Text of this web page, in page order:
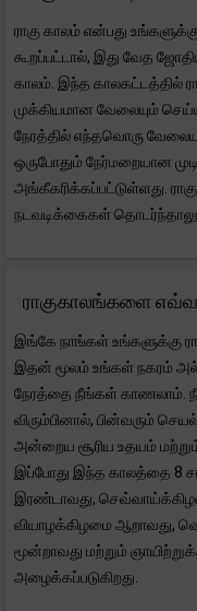
ராகு காலம் என்பது
கூறப்பட்டால், இது வேத
காலம். இந்த காலகட்டத்தில்
முக்கியமான வேலையும்
நேரத்தில் எந்தவொரு
ஒருபோதும் நேர்மறையான
அங்கீகரிக்கப்பட்டுள்ளது.
நடவடிக்கைகள்
ராகுகாலங்களை
இங்கே நாங்கள் உங்களுக்கு
இதன் மூலம் உங்கள் நகரம்
நேரத்தை நீங்கள் காணலாம்.
விரும்பினால், பின்வரும்
அன்றைய சூரிய உதயம்
இப்போது இந்த காலத்தை 8
இரண்டாவது,
வியாழக்கிழமை ஆறாவது,
மூன்றாவது மற்றும்
அழைக்கப்படுகிறது.